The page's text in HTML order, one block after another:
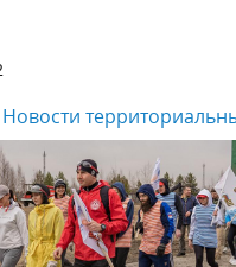
Новости